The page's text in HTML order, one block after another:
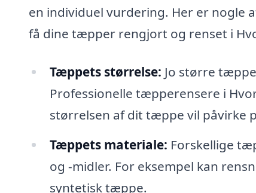
en individuel vurdering. Her er nogle
få dine tæpper rengjort og renset i
Tæppets størrelse: Jo større
Professionelle tæpperensere i
størrelsen af dit tæppe vil påvirke
Tæppets materiale: Forskellige
og -midler. For eksempel kan
syntetisk tæppe.